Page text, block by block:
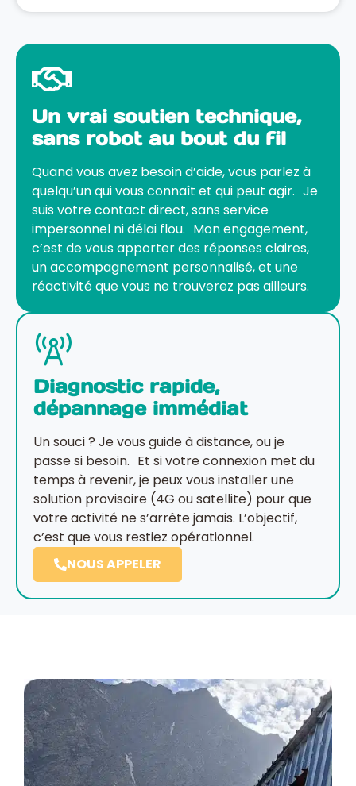
Un vrai soutien technique,
sans robot au bout du fil
Quand vous avez besoin d’aide, vous parlez à
quelqu’un qui vous connaît et qui peut agir. Je
suis votre contact direct, sans service
impersonnel ni délai flou. Mon engagement,
c’est de vous apporter des réponses claires,
un accompagnement personnalisé, et une
réactivité que vous ne trouverez pas ailleurs.
Diagnostic rapide,
dépannage immédiat
Un souci ? Je vous guide à distance, ou je
passe si besoin. Et si votre connexion met du
temps à revenir, je peux vous installer une
solution provisoire (4G ou satellite) pour que
votre activité ne s’arrête jamais. L’objectif,
c’est que vous restiez opérationnel.
NOUS APPELER